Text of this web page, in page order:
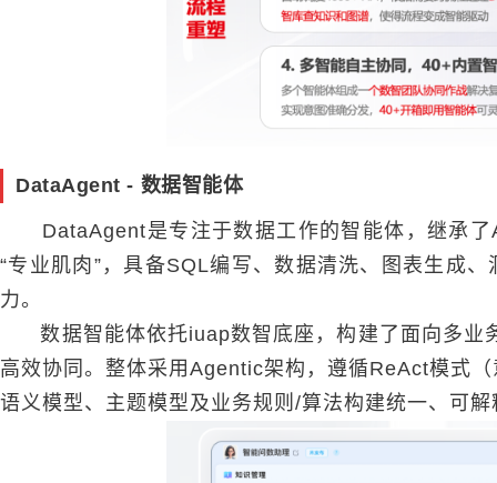
DataAgent - 数据智能体
DataAgent是专注于数据工作的智能体，继承了
“专业肌肉”，具备SQL编写、数据清洗、图表生成
力。
数据智能体依托iuap数智底座，构建了面向多业
高效协同。整体采用Agentic架构，遵循ReAct模式
语义模型、主题模型及业务规则/算法构建统一、可